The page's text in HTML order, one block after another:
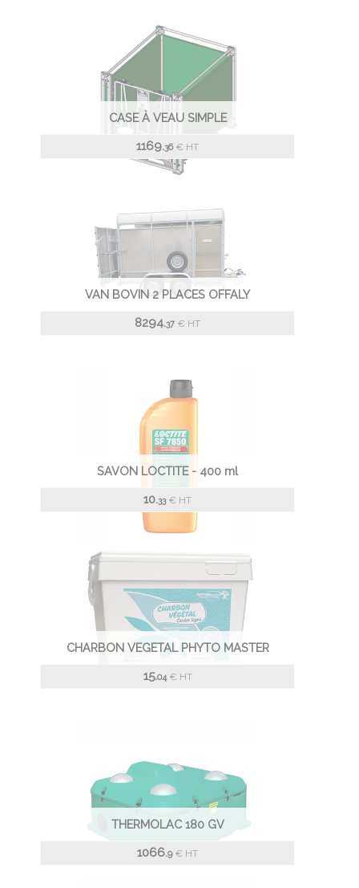
CASE À VEAU SIMPLE
1169.36 € HT
VAN BOVIN 2 PLACES OFFALY
8294.37 € HT
SAVON LOCTITE - 400 ml
10.33 € HT
CHARBON VEGETAL PHYTO MASTER
15.04 € HT
THERMOLAC 180 GV
1066.9 € HT